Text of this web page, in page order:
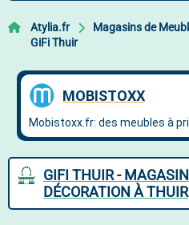
Atylia.fr Magasins de
GiFi Thuir
GIFI THUIR -
DÉCORATION À THUIR